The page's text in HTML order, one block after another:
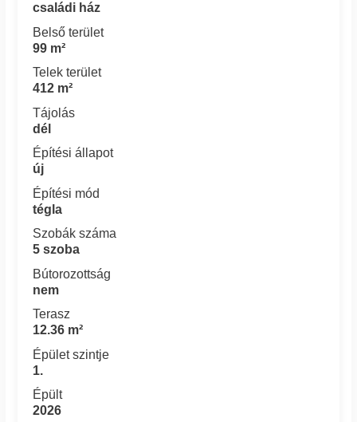
családi ház
Belső terület
99 m²
Telek terület
412 m²
Tájolás
dél
Építési állapot
új
Építési mód
tégla
Szobák száma
5 szoba
Bútorozottság
nem
Terasz
12.36 m²
Épület szintje
1.
Épült
2026